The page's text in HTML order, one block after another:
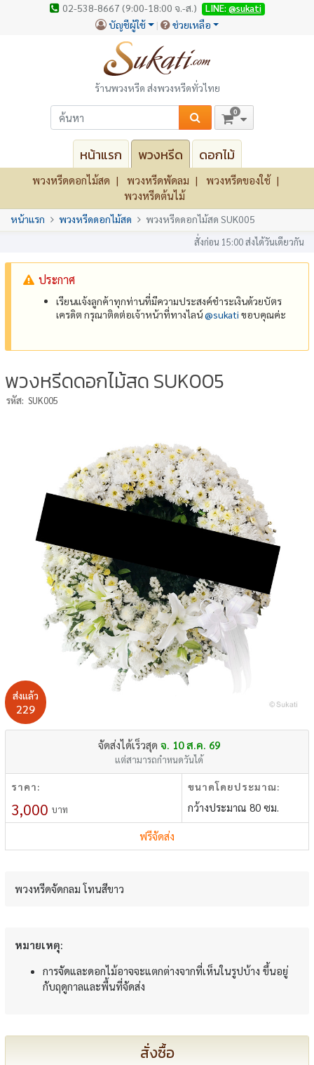
02-538-8667 (9:00-18:00 จ.-ส.) LINE: @sukati
บัญชีผู้ใช้ ช่วยเหลือ
ร้านพวงหรีด ส่งพวงหรีดทั่วไทย
0
หน้าแรก พวงหรีด ดอกไม้
พวงหรีดดอกไม้สด พวงหรีดพัดลม
พวงหรีดของใช้
พวงหรีดต้นไม้
หน้าแรก พวงหรีดดอกไม้สด พวงหรีดดอกไม้สด SUK005
สั่งก่อน 15:00 ส่งได้วันเดียวกัน
ประกาศ
เรียนแจ้งลูกค้าทุกท่านที่มีความประสงค์ชำระเงินด้วยบัตร
เครดิต กรุณาติดต่อเจ้าหน้าที่ทางไลน์@‌sukati ขอบคุณค่ะ
พวงหรีดดอกไม้สด SUK005
รหัส: SUK005
ส่งแล้ว
229
จัดส่งได้เร็วสุด จ. 10 ส.ค. 69
แต่สามารถกำหนดวันได้
ราคา:
3,000 บาท
ขนาดโดยประมาณ:
กว้างประมาณ 80 ซม.
ฟรีจัดส่ง
พวงหรีดจัดกลม โทนสีขาว
หมายเหตุ:
การจัดและดอกไม้อาจจะแตกต่างจากที่เห็นในรูปบ้าง ขึ้นอยู่
กับฤดูกาลและพื้นที่จัดส่ง
สั่งซื้อ